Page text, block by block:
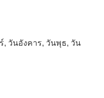
, วันอังคาร, วันพุธ, วัน